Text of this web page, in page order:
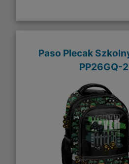
Paso Plecak
PP26GQ-